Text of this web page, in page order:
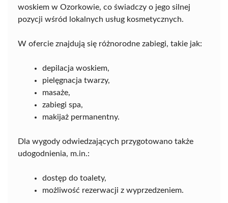
woskiem w Ozorkowie, co świadczy o jego silnej
pozycji wśród lokalnych usług kosmetycznych.
W ofercie znajdują się różnorodne zabiegi, takie jak:
depilacja woskiem,
pielęgnacja twarzy,
masaże,
zabiegi spa,
makijaż permanentny.
Dla wygody odwiedzających przygotowano także
udogodnienia, m.in.:
dostęp do toalety,
możliwość rezerwacji z wyprzedzeniem.